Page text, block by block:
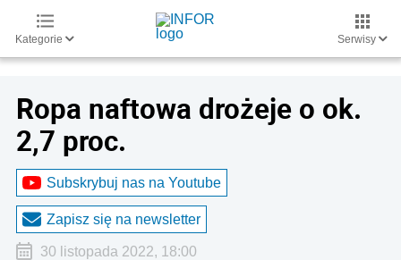
Kategorie Serwisy
Ropa naftowa drożeje o ok.
2,7 proc.
Subskrybuj nas na Youtube
Zapisz się na newsletter
30 listopada 2022, 18:00